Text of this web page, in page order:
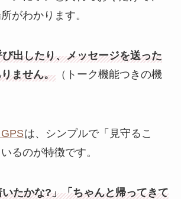
がわかります。
出したり、メッセージを送った
ません。（トーク機能つきの機
は、シンプルで「見守るこ
るのが特徴です。
たかな?」「ちゃんと帰ってきて